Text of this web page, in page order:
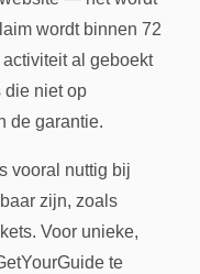
wordt binnen 72
al geboekt
die niet op
de garantie.
vooral nuttig bij
zijn, zoals
Voor unieke,
te